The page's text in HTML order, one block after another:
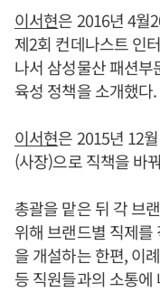
이서현은 2016년 4월
제2회 컨데나스트 인
나서 삼성물산 패션
육성 정책을 소개했다.
이서현은 2015년 12
(사장)으로 직책을 바
총괄을 맡은 뒤 각 브
위해 브랜드별 직제
을 개설하는 한편, 이
등 직원들과의 소통에